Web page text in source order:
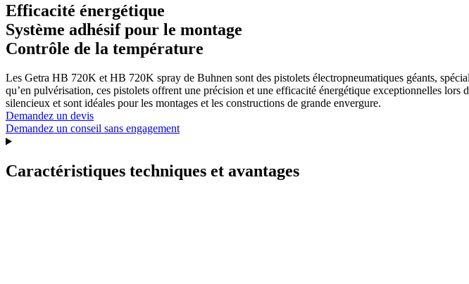
Efficacité énergétique
Système adhésif pour le montage
Contrôle de la température
Les Getra HB 720K et HB 720K spray de Buhnen sont des pistolets électropneumatiques géants,
qu’en pulvérisation, ces pistolets offrent une précision et une efficacité énergétique exceptionnelles
silencieux et sont idéales pour les montages et les constructions de grande envergure.
Demandez un devis
Demandez un conseil sans engagement
Caractéristiques techniques et avantages